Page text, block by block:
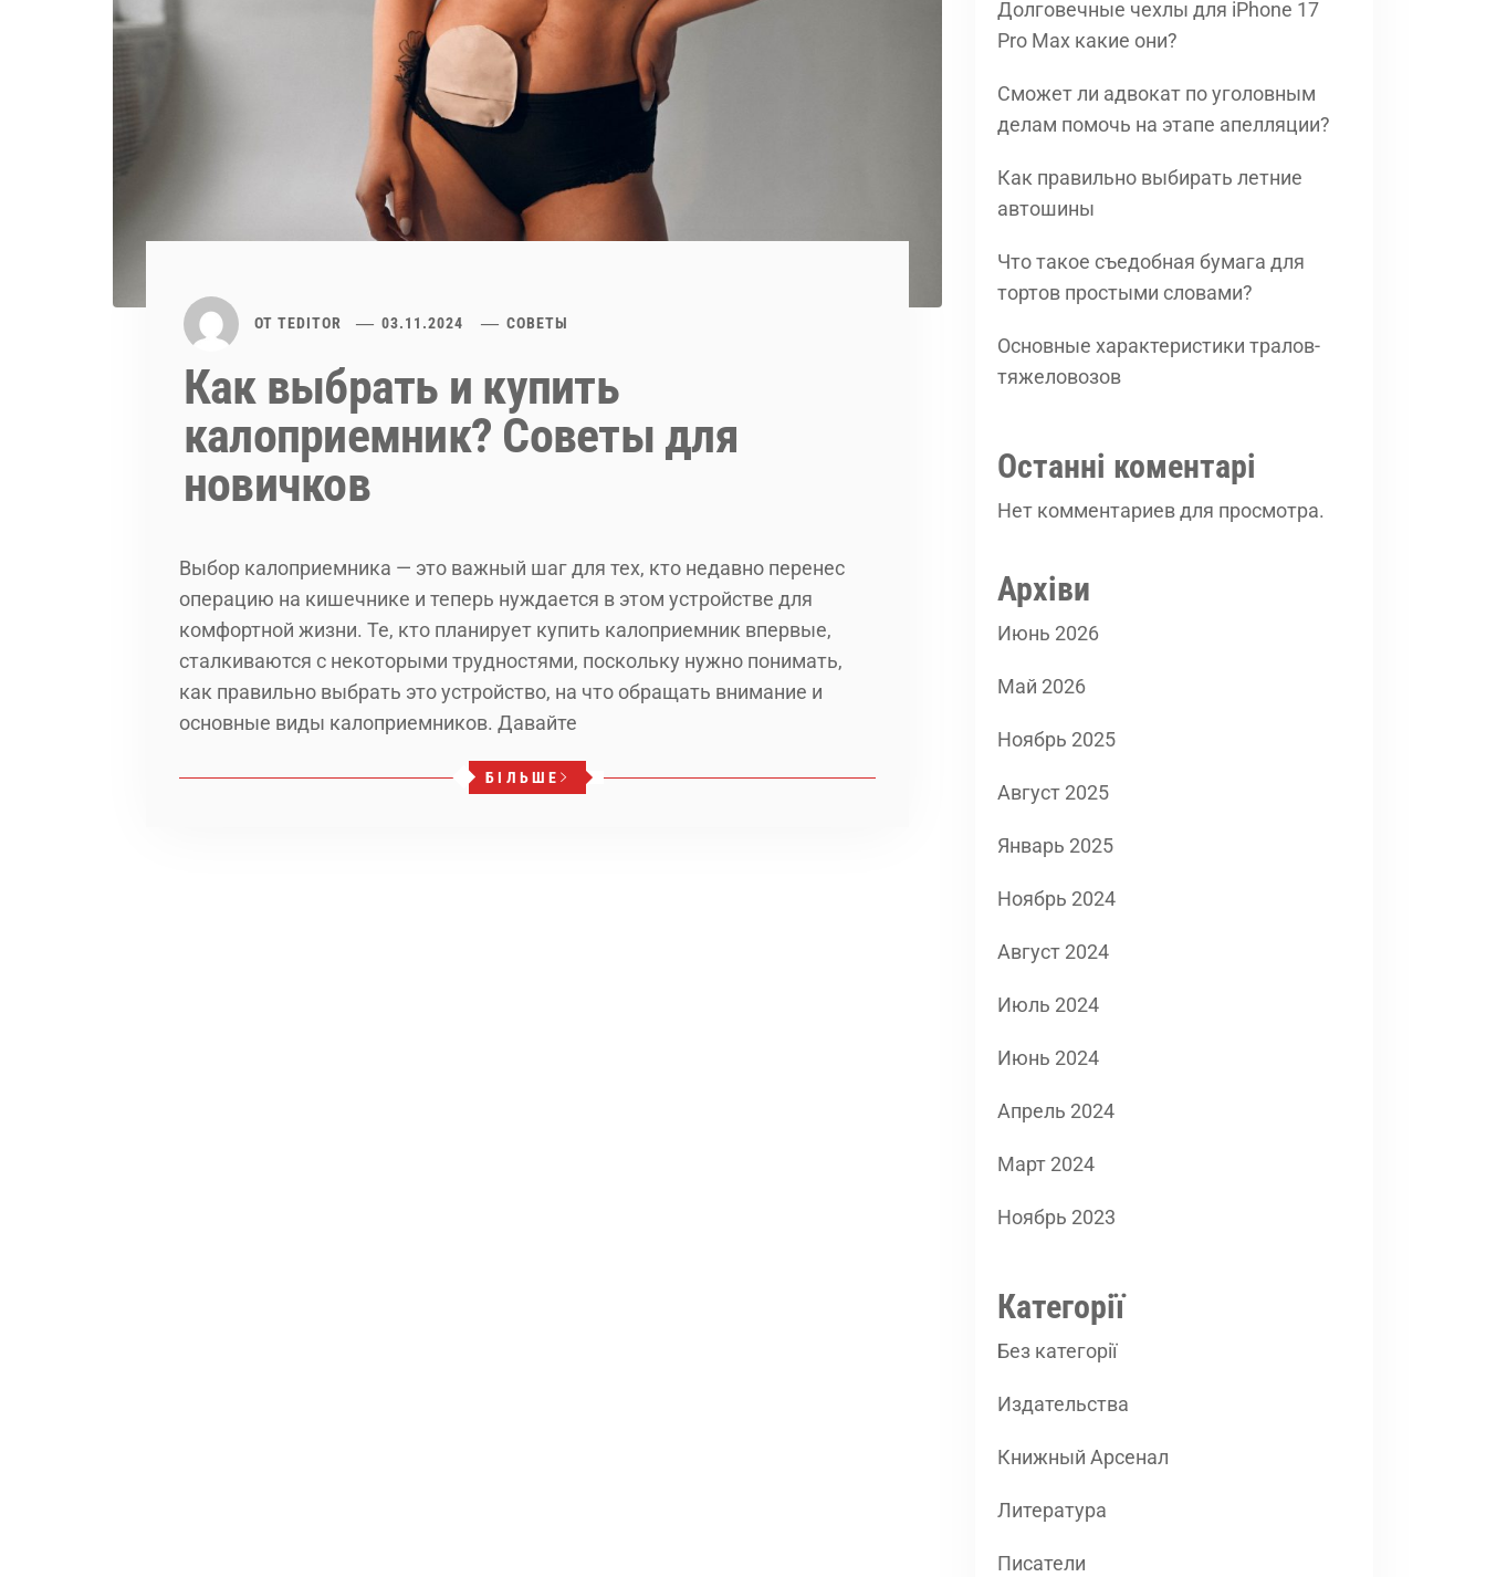
ОТ TEDITOR 03.11.2024 СОВЕТЫ
Как выбрать и купить
калоприемник? Советы для
новичков
Выбор калоприемника — это важный шаг для тех, кто недавно перенес
операцию на кишечнике и теперь нуждается в этом устройстве для
комфортной жизни. Те, кто планирует купить калоприемник впервые,
сталкиваются с некоторыми трудностями, поскольку нужно понимать,
как правильно выбрать это устройство, на что обращать внимание и
основные виды калоприемников. Давайте
БІЛЬШЕ
Долговечные чехлы для iPhone 17
Pro Max какие они?
Сможет ли адвокат по уголовным
делам помочь на этапе апелляции?
Как правильно выбирать летние
автошины
Что такое съедобная бумага для
тортов простыми словами?
Основные характеристики тралов-
тяжеловозов
Останні коментарі
Нет комментариев для просмотра.
Архіви
Июнь 2026
Май 2026
Ноябрь 2025
Август 2025
Январь 2025
Ноябрь 2024
Август 2024
Июль 2024
Июнь 2024
Апрель 2024
Март 2024
Ноябрь 2023
Категорії
Без категорії
Издательства
Книжный Арсенал
Литература
Писатели